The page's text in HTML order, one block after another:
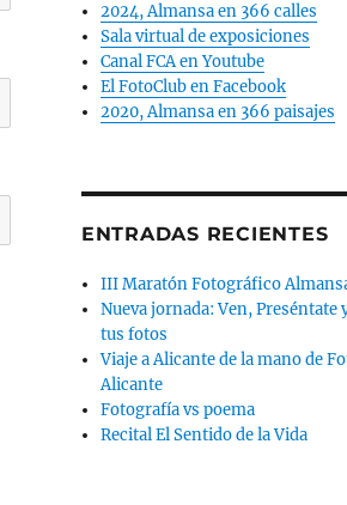
2024, Almansa en 366 calles
Sala virtual de exposiciones
Canal FCA en Youtube
El FotoClub en Facebook
2020, Almansa en 366 paisajes
ENTRADAS RECIENTES
III Maratón Fotográfico
Nueva jornada: Ven, Preséntate
tus fotos
Viaje a Alicante de la mano de
Alicante
Fotografía vs poema
Recital El Sentido de la Vida